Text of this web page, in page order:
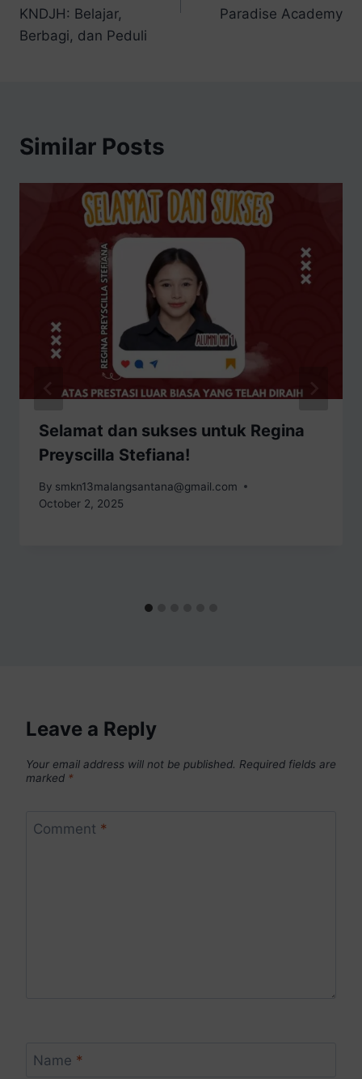
KNDJH: Belajar,
Berbagi, dan Peduli
Paradise Academy
Similar Posts
Selamat dan sukses untuk Regina
Preyscilla Stefiana!
By smkn13malangsantana@gmail.com
October 2, 2025
Leave a Reply
Your email address will not be published. Required fields are
marked *
Comment *
Name *